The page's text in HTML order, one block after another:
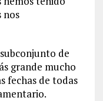
nos
de
grande mucho
fechas de todas